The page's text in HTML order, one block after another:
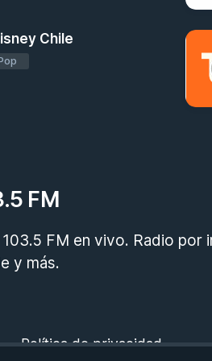
Chile
FM
FM en vivo. Radio por
y más.
-Política de privacidad